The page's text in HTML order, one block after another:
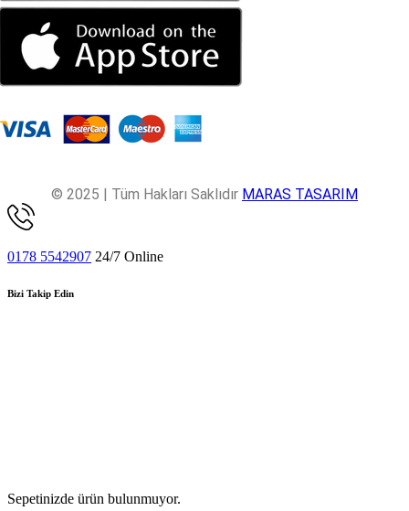
© 2025 | Tüm Hakları Saklıdır MARAS TASARIM
0178 5542907 24/7 Online
Bizi Takip Edin
Sepetinizde ürün bulunmuyor.